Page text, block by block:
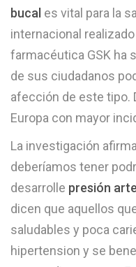
bucal es vital para la
internacional
farmacéutica GSK ha
de sus ciudadanos
afección de este tipo.
Europa con mayor
La investigación
deberíamos tener
desarrolle presión
dicen que aquellos
saludables y poca
hipertension y se